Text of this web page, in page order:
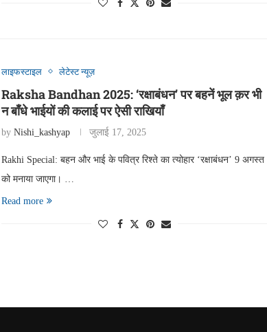
लाइफस्टाइल लेटेस्ट न्यूज़
Raksha Bandhan 2025: ‘रक्षाबंधन’ पर बहनें भूल क़र भी
न बाँधे भाईयों की कलाई पर ऐसी राखियाँ
by Nishi_kashyap जुलाई 17, 2025
Rakhi Special: बहन और भाई के पवित्र रिश्ते का त्योहार ‘रक्षाबंधन’ 9 अगस्त
को मनाया जाएगा। …
Read more